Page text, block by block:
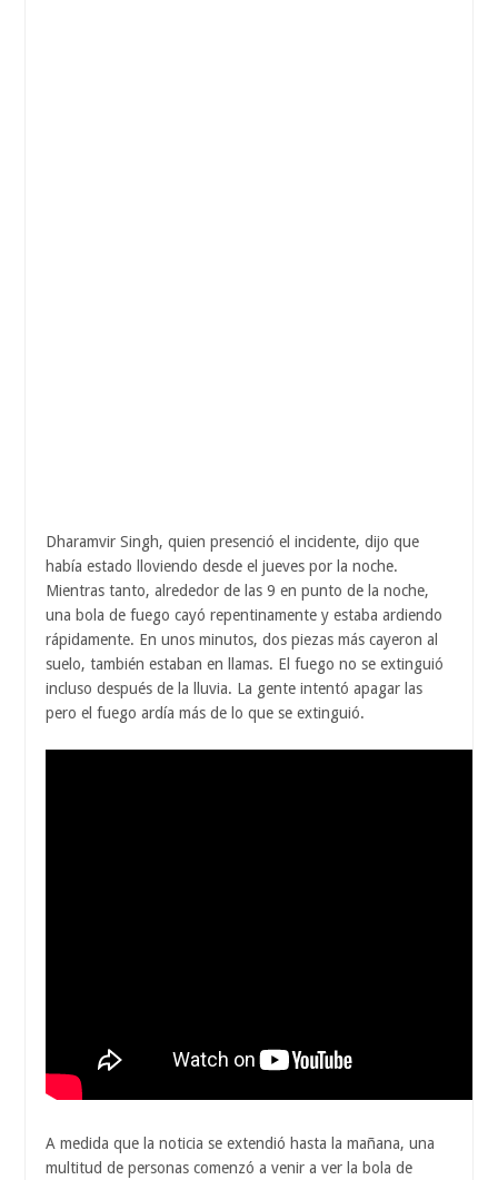
Dharamvir Singh, quien presenció el incidente, dijo que
había estado lloviendo desde el jueves por la noche.
Mientras tanto, alrededor de las 9 en punto de la noche,
una bola de fuego cayó repentinamente y estaba ardiendo
rápidamente. En unos minutos, dos piezas más cayeron al
suelo, también estaban en llamas. El fuego no se extinguió
incluso después de la lluvia. La gente intentó apagar las
pero el fuego ardía más de lo que se extinguió.
A medida que la noticia se extendió hasta la mañana, una
multitud de personas comenzó a venir a ver la bola de